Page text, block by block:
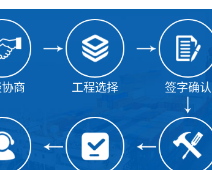
商 工程选择 签字确认